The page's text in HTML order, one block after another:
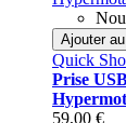
Ajouter
Quick
Prise
59,00 €